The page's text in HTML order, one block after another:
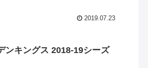
2019.07.23
ンキングス 2018-19シーズ